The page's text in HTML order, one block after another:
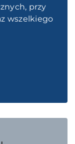
przy
wszelkiego